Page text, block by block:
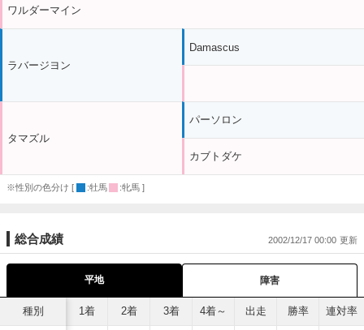
ワルダーマイン
ラバージヨン
タマズル
Damascus
パーソロン
カブトダケ
※性別の色分け [ :牡馬 :牝馬 ]
総合成績 2002/12/17 00:00
平地 障害
種別 1着 2着 3着 4着～ 出走 勝率 連対率